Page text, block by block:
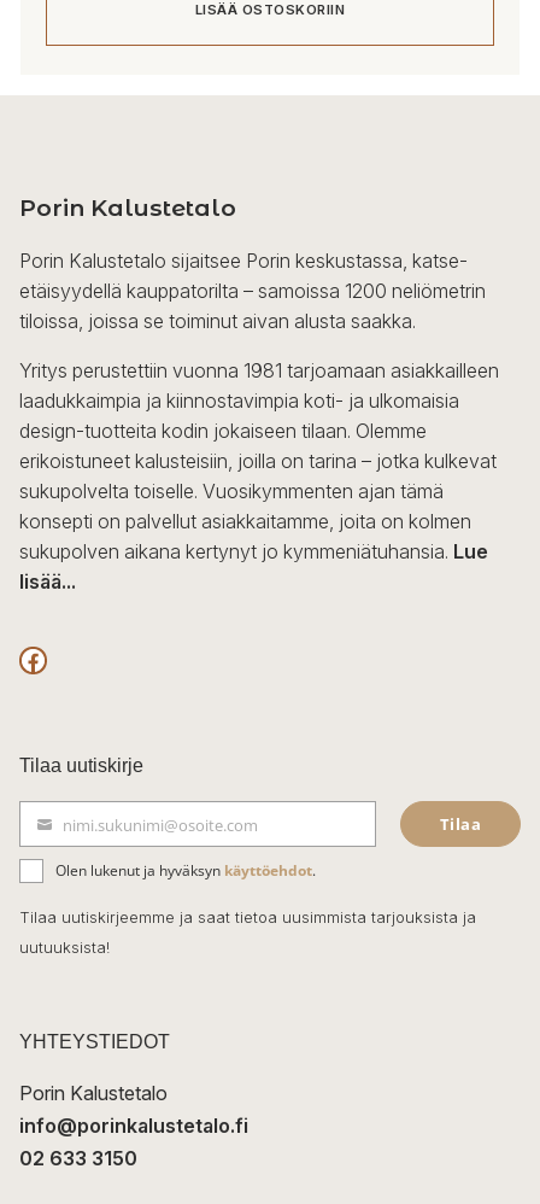
549,00 €.
3
866,00 €.
LISÄÄ OSTOSKORIIN
Porin Kalustetalo
Porin Kalustetalo sijaitsee Porin keskustassa, katse-
etäisyydellä kauppatorilta – samoissa 1200 neliömetrin
tiloissa, joissa se toiminut aivan alusta saakka.
Yritys perustettiin vuonna 1981 tarjoamaan asiakkailleen
laadukkaimpia ja kiinnostavimpia koti- ja ulkomaisia
design-tuotteita kodin jokaiseen tilaan. Olemme
erikoistuneet kalusteisiin, joilla on tarina – jotka kulkevat
sukupolvelta toiselle. Vuosikymmenten ajan tämä
konsepti on palvellut asiakkaitamme, joita on kolmen
sukupolven aikana kertynyt jo kymmeniätuhansia. Lue
lisää...
F
c
e
b
o
o
k
Tilaa uutiskirje
ä
h
k
t
nimi.sukunimi@osoite.com Tilaa
Olen lukenut ja hyväksyn käyttöehdot.
Tilaa uutiskirjeemme ja saat tietoa uusimmista tarjouksista ja
uutuuksista!
YHTEYSTIEDOT
Porin Kalustetalo
info@porinkalustetalo.fi
02 633 3150